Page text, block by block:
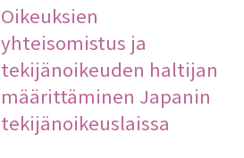
Oikeuksien
yhteisomistus ja
tekijänoikeuden haltijan
määrittäminen Japanin
tekijänoikeuslaissa